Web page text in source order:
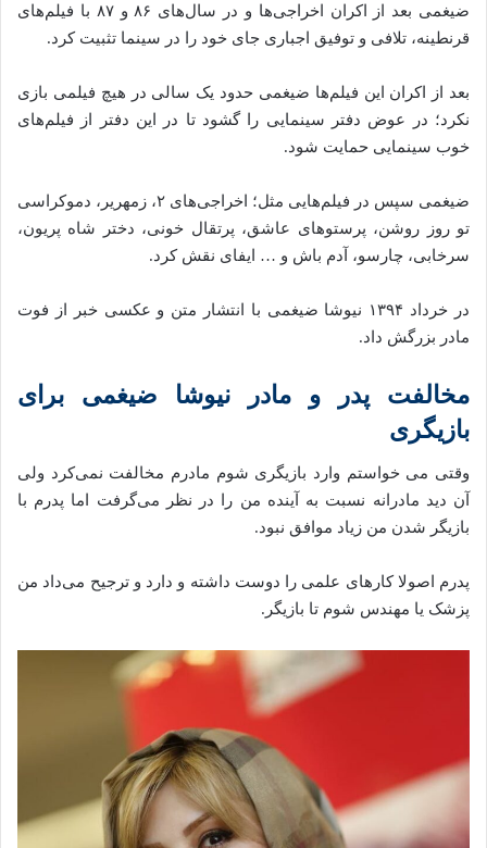
ضیغمی بعد از اکران اخراجی‌ها و در سال‌های ۸۶ و ۸۷ با فیلم‌های
قرنطینه، تلافی و توفیق اجباری جای خود را در سینما تثبیت کرد.
بعد از اکران این فیلم‌ها ضیغمی حدود یک سالی در هیچ فیلمی بازی
نکرد؛ در عوض دفتر سینمایی را گشود تا در این دفتر از فیلم‌های
خوب سینمایی حمایت شود.
ضیغمی سپس در فیلم‌هایی مثل؛ اخراجی‌های ۲، زمهریر، دموکراسی
تو روز روشن، پرستوهای عاشق، پرتقال خونی، دختر شاه پریون،
سرخابی، چارسو، آدم باش و … ایفای نقش کرد.
در خرداد ۱۳۹۴ نیوشا ضیغمی با انتشار متن و عکسی خبر از فوت
مادر بزرگش داد.
مخالفت پدر و مادر نیوشا ضیغمی برای
بازیگری
وقتی می خواستم وارد بازیگری شوم مادرم مخالفت نمی‌کرد ولی
آن دید مادرانه نسبت به آینده من را در نظر می‌گرفت اما پدرم با
بازیگر شدن من زیاد موافق نبود.
پدرم اصولا کارهای علمی را دوست داشته و دارد و ترجیح می‌داد من
پزشک یا مهندس شوم تا بازیگر.